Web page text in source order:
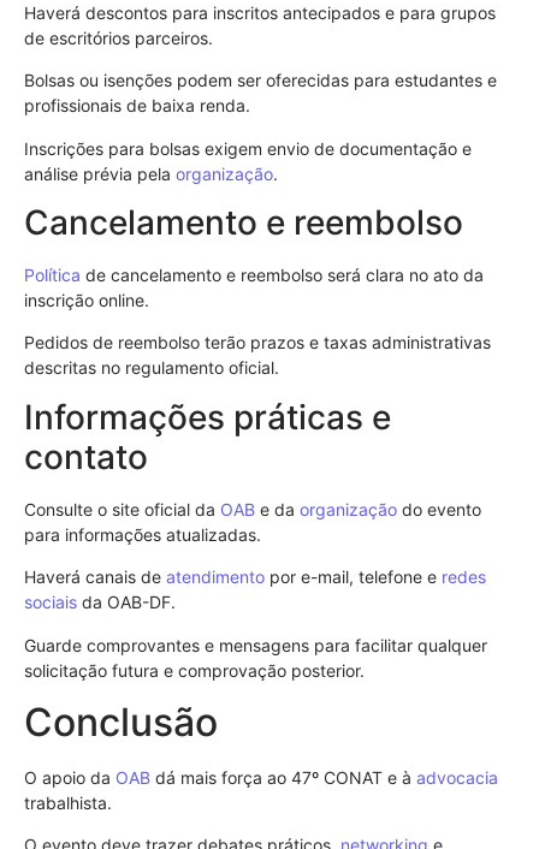
Haverá descontos para inscritos antecipados e para grupos
de escritórios parceiros.
Bolsas ou isenções podem ser oferecidas para estudantes e
profissionais de baixa renda.
Inscrições para bolsas exigem envio de documentação e
análise prévia pela organização.
Cancelamento e reembolso
Política de cancelamento e reembolso será clara no ato da
inscrição online.
Pedidos de reembolso terão prazos e taxas administrativas
descritas no regulamento oficial.
Informações práticas e
contato
Consulte o site oficial da OAB e da organização do evento
para informações atualizadas.
Haverá canais de atendimento por e-mail, telefone e redes
sociais da OAB-DF.
Guarde comprovantes e mensagens para facilitar qualquer
solicitação futura e comprovação posterior.
Conclusão
O apoio da OAB dá mais força ao 47º CONAT e à advocacia
trabalhista.